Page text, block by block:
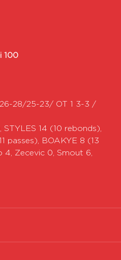
100
28/25-23/ OT 1 3-3 /
14 (10 rebonds),
passes), BOAKYE 8 (13
Zecevic 0, Smout 6,